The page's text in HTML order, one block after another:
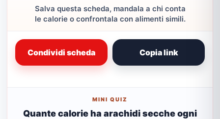
Salva questa scheda, mandala a chi conta
le calorie o confrontala con alimenti simili.
Condividi scheda Copia link
MINI QUIZ
Quante calorie ha arachidi secche ogni